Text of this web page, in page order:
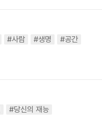
#사람 #생명
#공간
#당신의 재능